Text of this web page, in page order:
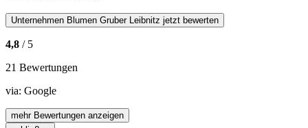
Unternehmen Blumen Gruber Leibnitz jetzt bewerten
4,8 / 5
21 Bewertungen
via: Google
mehr Bewertungen anzeigen